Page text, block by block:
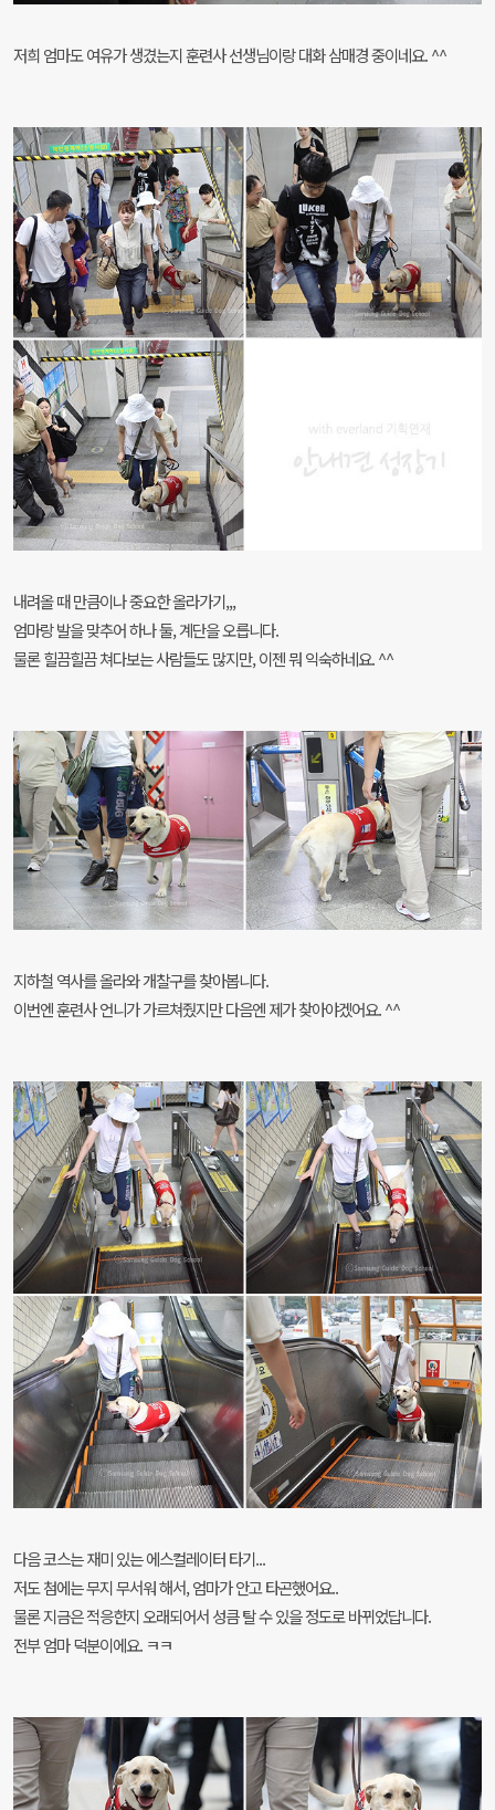
저희 엄마도 여유가 생겼는지 훈련사 선생님이랑 대화 삼매경 중이네요. ^^
내려올 때 만큼이나 중요한 올라가기,,,
엄마랑 발을 맞추어 하나 둘, 계단을 오릅니다.
물론 힐끔힐끔 쳐다보는 사람들도 많지만, 이젠 뭐 익숙하네요. ^^
지하철 역사를 올라와 개찰구를 찾아봅니다.
이번엔 훈련사 언니가 가르쳐줬지만 다음엔 제가 찾아야겠어요. ^^
다음 코스는 재미 있는 에스컬레이터 타기...
저도 첨에는 무지 무서워 해서, 엄마가 안고 타곤했어요..
물론 지금은 적응한지 오래되어서 성큼 탈 수 있을 정도로 바뀌었답니다.
전부 엄마 덕분이에요. ㅋㅋ